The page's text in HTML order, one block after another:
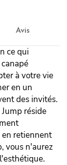
Avis
ce qui
à votre vie
en un
des invités.
réside
en retiennent
vous n'aurez